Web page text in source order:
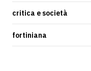
critica e società
fortiniana